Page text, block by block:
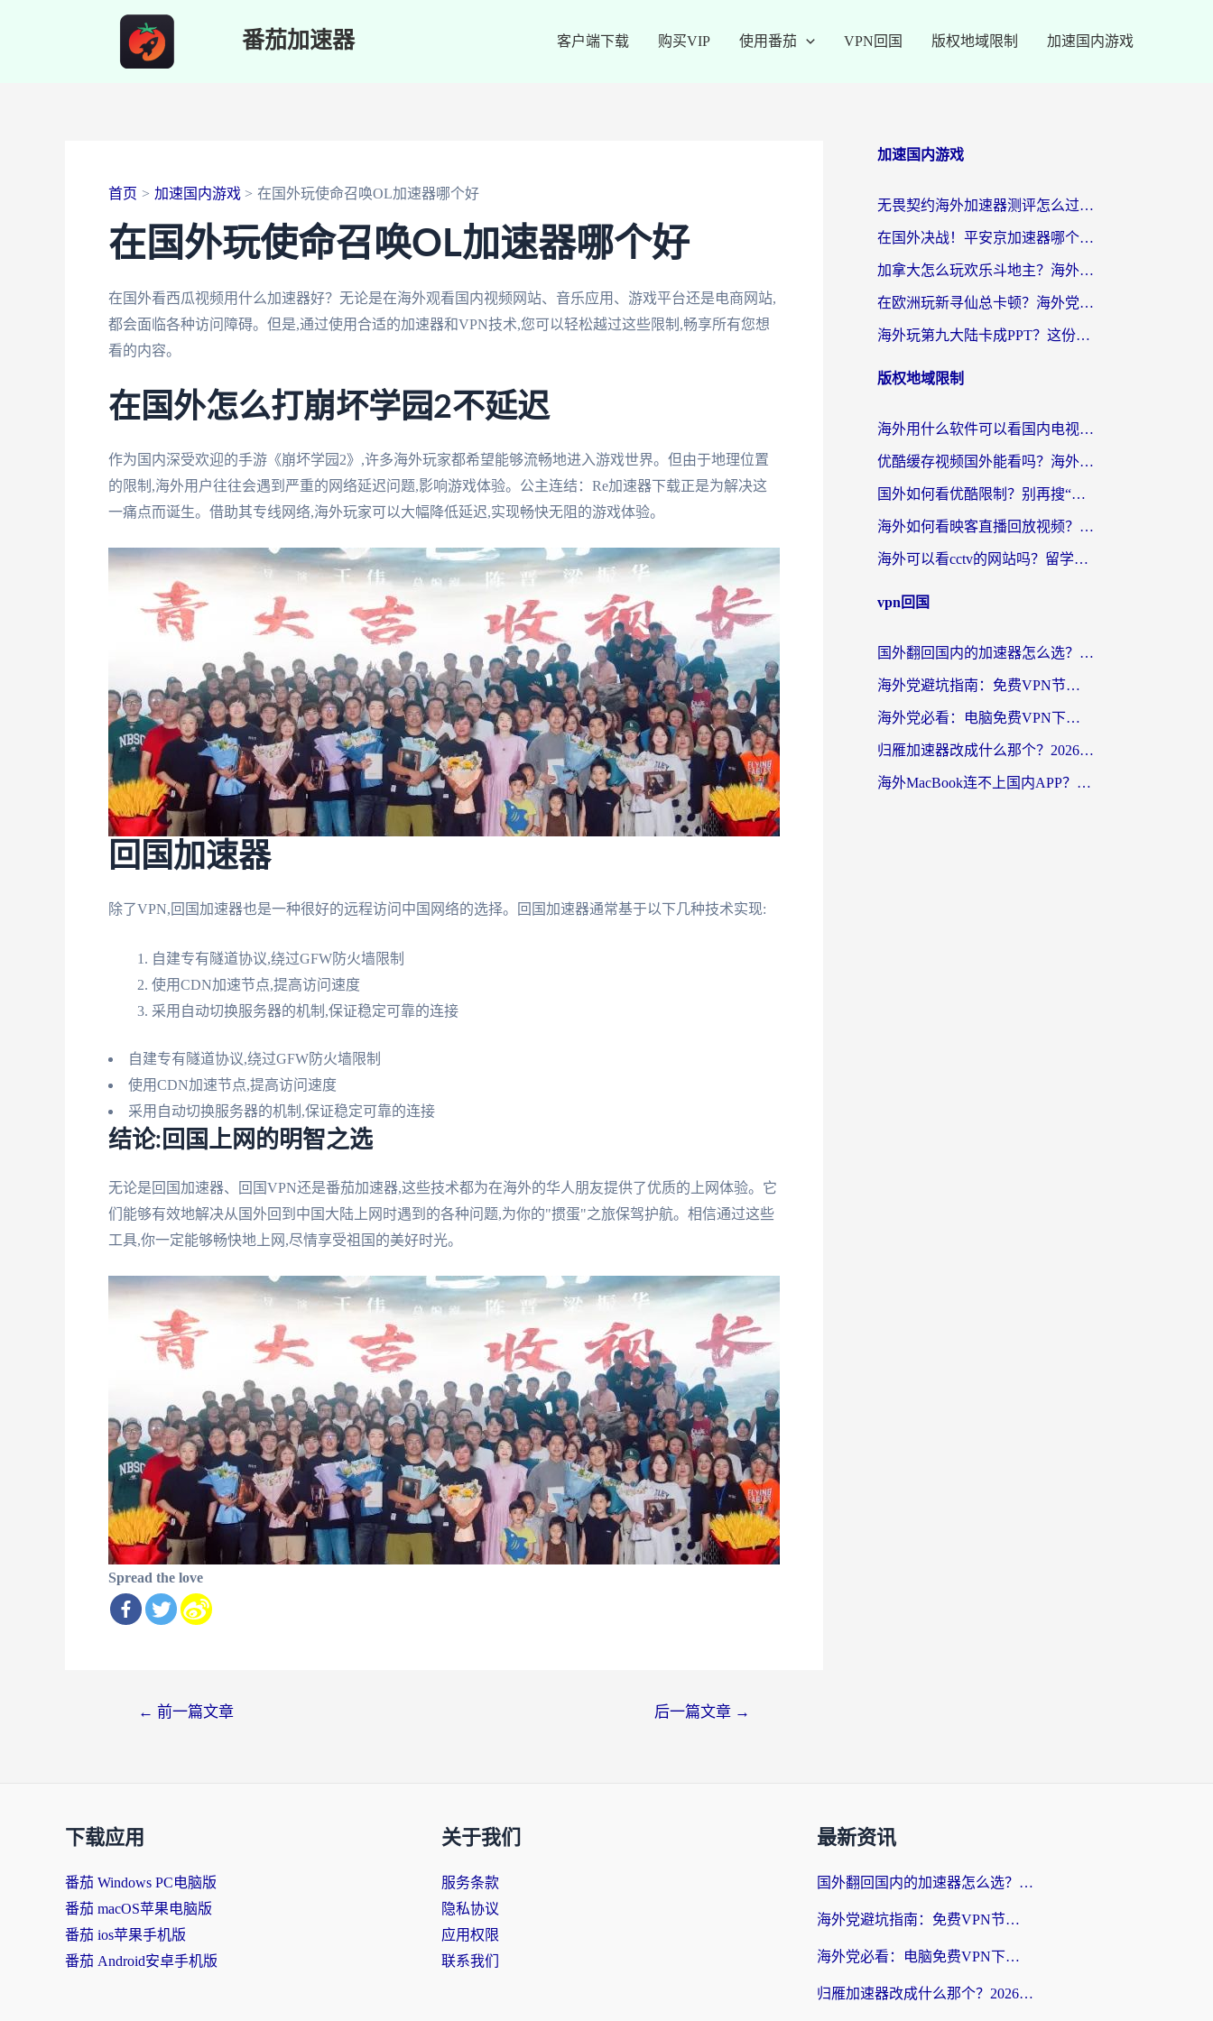
番茄加速器 客户端下载 购买VIP 使用番茄 VPN回国 版权地域限制 加速国内游戏
首页 加速国内游戏 在国外玩使命召唤OL加速器哪个好
在国外玩使命召唤OL加速器哪个好
在国外看西瓜视频用什么加速器好？无论是在海外观看国内视频网站、音乐应用、游戏平台还是电商网站,
都会面临各种访问障碍。但是,通过使用合适的加速器和VPN技术,您可以轻松越过这些限制,畅享所有您想
看的内容。
在国外怎么打崩坏学园2不延迟
作为国内深受欢迎的手游《崩坏学园2》,许多海外玩家都希望能够流畅地进入游戏世界。但由于地理位置
的限制,海外用户往往会遇到严重的网络延迟问题,影响游戏体验。公主连结：Re加速器下载正是为解决这
一痛点而诞生。借助其专线网络,海外玩家可以大幅降低延迟,实现畅快无阻的游戏体验。
回国加速器
除了VPN,回国加速器也是一种很好的远程访问中国网络的选择。回国加速器通常基于以下几种技术实现:
自建专有隧道协议,绕过GFW防火墙限制
使用CDN加速节点,提高访问速度
采用自动切换服务器的机制,保证稳定可靠的连接
自建专有隧道协议,绕过GFW防火墙限制
使用CDN加速节点,提高访问速度
采用自动切换服务器的机制,保证稳定可靠的连接
结论:回国上网的明智之选
无论是回国加速器、回国VPN还是番茄加速器,这些技术都为在海外的华人朋友提供了优质的上网体验。它
们能够有效地解决从国外回到中国大陆上网时遇到的各种问题,为你的"掼蛋"之旅保驾护航。相信通过这些
工具,你一定能够畅快地上网,尽情享受祖国的美好时光。
Spread the love
← 前一篇文章 后一篇文章 →
加速国内游戏
无畏契约海外加速器测评怎么过？海外玩家亲测实用指南（附小众技巧）
在国外决战！平安京加速器哪个好用一点？老玩家亲测番茄加速器全解析
加拿大怎么玩欢乐斗地主？海外党国服游戏加速终极指南（附绝地求生未来之役300英雄实测）
在欧洲玩新寻仙总卡顿？海外党必看的国服游戏加速全攻略
海外玩第九大陆卡成PPT？这份网络加速指南帮你丝滑上分
版权地域限制
海外用什么软件可以看国内电视？留学生亲测有效的追剧自由指南
优酷缓存视频国外能看吗？海外党追剧看片的终极解决方案来了
国外如何看优酷限制？别再搜“在日本哪个软件可以看中国电视剧”，这篇教你搞定
海外如何看映客直播回放视频？这份攻略帮你搞定（附腾讯优酷观看技巧）
海外可以看cctv的网站吗？留学生亲测有效的回国追剧方案
vpn回国
国外翻回国内的加速器怎么选？海外党亲测实用指南，告别地域限制
海外党避坑指南：免费VPN节点真的靠谱吗？教你选对回国加速器无缝访问国内资源
海外党必看：电脑免费VPN下载指南+回国加速器选择全攻略，告别地区限制
归雁加速器改成什么那个？2026海外党回国加速全攻略：告别地区限制，轻松刷剧玩游戏
海外MacBook连不上国内APP？选对回国VPN，告别地区限制的烦恼
下载应用
番茄 Windows PC电脑版
番茄 macOS苹果电脑版
番茄 ios苹果手机版
番茄 Android安卓手机版
关于我们
服务条款
隐私协议
应用权限
联系我们
最新资讯
国外翻回国内的加速器怎么选？海外党亲测实用指南，告别地域限制
海外党避坑指南：免费VPN节点真的靠谱吗？教你选对回国加速器无缝访问国内资源
海外党必看：电脑免费VPN下载指南+回国加速器选择全攻略，告别地区限制
归雁加速器改成什么那个？2026海外党回国加速全攻略：告别地区限制，轻松刷剧玩游戏